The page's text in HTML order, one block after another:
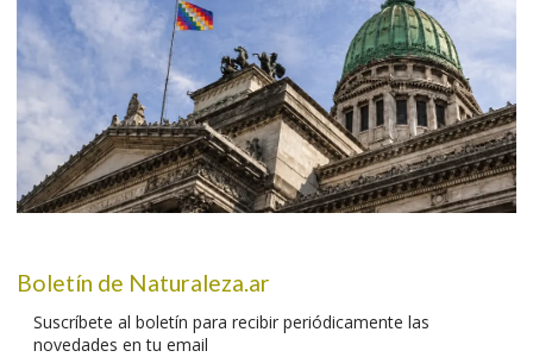
Boletín de Naturaleza.ar
Suscríbete al boletín para recibir periódicamente las
novedades en tu email